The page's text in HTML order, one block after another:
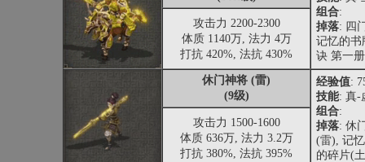
组合:
掉落: 四
记忆的
诀 第一
攻击力 2200-2300
体质 1140万, 法力 4万
打抗 420%, 法抗 430%
休门神将 (雷)
(9级)
经验值:
技能: 真-
组合:
掉落: 休
(雷), 记
的碎片(
攻击力 1500-1600
体质 636万, 法力 3.2万
打抗 380%, 法抗 395%